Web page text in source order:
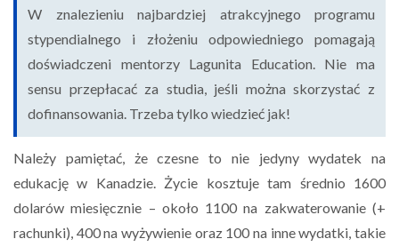
W znalezieniu najbardziej atrakcyjnego programu
stypendialnego i złożeniu odpowiedniego pomagają
doświadczeni mentorzy Lagunita Education. Nie ma
sensu przepłacać za studia, jeśli można skorzystać z
dofinansowania. Trzeba tylko wiedzieć jak!
Należy pamiętać, że czesne to nie jedyny wydatek na
edukację w Kanadzie. Życie kosztuje tam średnio 1600
dolarów miesięcznie – około 1100 na zakwaterowanie (+
rachunki), 400 na wyżywienie oraz 100 na inne wydatki, takie